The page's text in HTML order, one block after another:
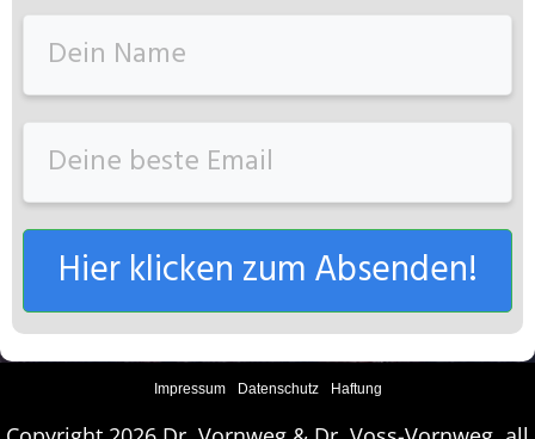
Hier klicken zum Absenden!
Impressum Datenschutz Haftung